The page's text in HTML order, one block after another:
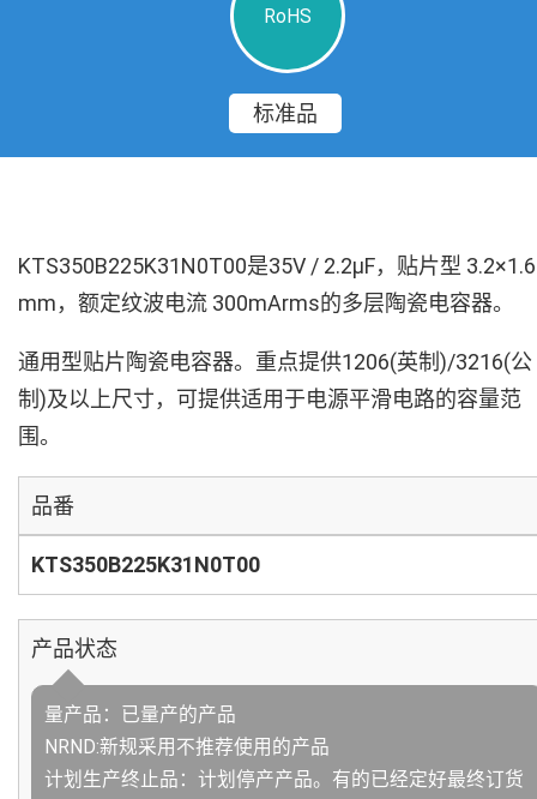
RoHS
标准品
KTS350B225K31N0T00是35V / 2.2µF，贴片型 3.2×1.6
mm，额定纹波电流 300mArms的多层陶瓷电容器。
通用型贴片陶瓷电容器。重点提供1206(英制)/3216(公
制)及以上尺寸，可提供适用于电源平滑电路的容量范
围。
品番
KTS350B225K31N0T00
产品状态
量产品：已量产的产品
NRND:新规采用不推荐使用的产品
计划生产终止品：计划停产产品。有的已经定好最终订货